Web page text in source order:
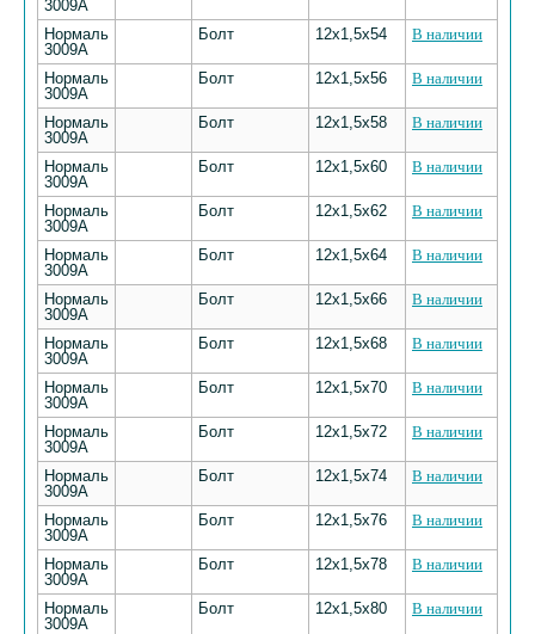
3009А
Нормаль
3009А
Болт 12х1,5х54 В наличии
Нормаль
3009А
Болт 12х1,5х56 В наличии
Нормаль
3009А
Болт 12х1,5х58 В наличии
Нормаль
3009А
Болт 12х1,5х60 В наличии
Нормаль
3009А
Болт 12х1,5х62 В наличии
Нормаль
3009А
Болт 12х1,5х64 В наличии
Нормаль
3009А
Болт 12х1,5х66 В наличии
Нормаль
3009А
Болт 12х1,5х68 В наличии
Нормаль
3009А
Болт 12х1,5х70 В наличии
Нормаль
3009А
Болт 12х1,5х72 В наличии
Нормаль
3009А
Болт 12х1,5х74 В наличии
Нормаль
3009А
Болт 12х1,5х76 В наличии
Нормаль
3009А
Болт 12х1,5х78 В наличии
Нормаль
3009А
Болт 12х1,5х80 В наличии